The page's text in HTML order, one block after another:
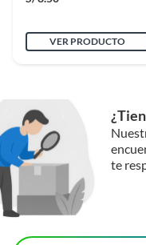
VER PRODUCTO
te